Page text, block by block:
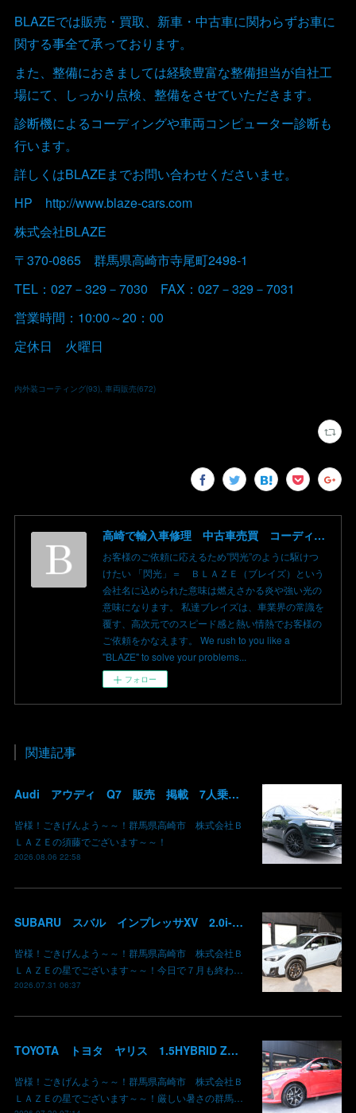
BLAZEでは販売・買取、新車・中古車に関わらずお車に
関する事全て承っております。
また、整備におきましては経験豊富な整備担当が自社工
場にて、しっかり点検、整備をさせていただきます。
診断機によるコーディングや車両コンピューター診断も
行います。
詳しくはBLAZEまでお問い合わせくださいませ。
HP http://www.blaze-cars.com
株式会社BLAZE
〒370-0865 群馬県高崎市寺尾町2498-1
TEL：027－329－7030 FAX：027－329－7031
営業時間：10:00～20：00
定休日 火曜日
内外装コーティング(93) 車両販売(672)
高崎で輸入車修理 中古車売買 コーディングならBLAZE（ブレイズ）へ│BLAZE Total Car Support & Modify in Takasaki Gunma
お客様のご依頼に応えるため”閃光”のように駆けつ
けたい 「閃光」＝ ＢＬＡＺＥ（ブレイズ）という
会社名に込められた意味は燃えさかる炎や強い光の
意味になります。 私達ブレイズは、車業界の常識を
覆す、高次元でのスピード感と熱い情熱でお客様の
ご依頼をかなえます。 We rush to you like a
"BLAZE" to solve your problems...
フォロー
関連記事
Audi アウディ Q7 販売 掲載 7人乗り リアモニター サンルーフ 車検整備2年付き 群馬 高崎
皆様！ごきげんよう～～！群馬県高崎市 株式会社Ｂ
ＬＡＺＥの須藤でございます～～！
2026.08.06 22:58
SUBARU スバル インプレッサXV 2.0i-L EyeSight AWD 御納車 GT7 群馬県高崎市 株式会社BLAZE
皆様！ごきげんよう～～！群馬県高崎市 株式会社Ｂ
ＬＡＺＥの星でございます～～！今日で７月も終わ…
2026.07.31 06:37
TOYOTA トヨタ ヤリス 1.5HYBRID Z 御納車 MXPH10 コーラルクリスタルシャイン 3U7 群馬県高崎市 株式会社BLAZE
皆様！ごきげんよう～～！群馬県高崎市 株式会社Ｂ
ＬＡＺＥの星でございます～～！厳しい暑さの群馬…